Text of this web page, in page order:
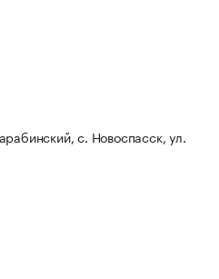
с. Новоспасск, ул.